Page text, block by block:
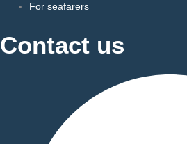
For seafarers
Contact us